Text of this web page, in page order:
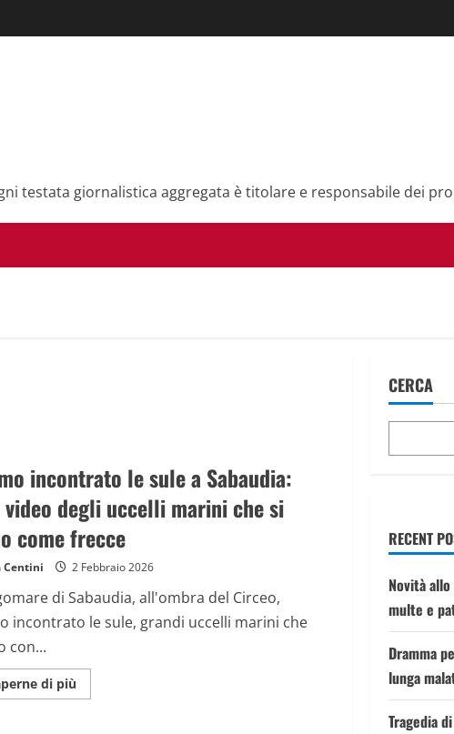
testata giornalistica aggregata è titolare e responsabile dei
incontrato le sule a Sabaudia:
degli uccelli marini che si
come frecce
Centini 2 Febbraio 2026
di Sabaudia, all'ombra del Circeo,
incontrato le sule, grandi uccelli marini che
con...
di piùMaggiori
informazioni
CERCA
RECENT
Novità
multe e
Dramma
lunga
Tragedia